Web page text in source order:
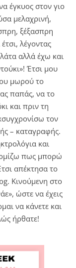
έγκυος στον γιο
μελαχρινή,
ξέξασπρη
λέγοντας
αλλά έχω και
Έτσι μου
μωρού το
παπάς, να το
και πριν τη
τον
– καταγραφής.
και
πως μπορώ
απέκτησα το
Κινούμενη στο
ώστε να έχεις
να κάνετε και
ήρθατε!